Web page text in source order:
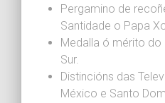
Pergamino de
Santidade o Papa
Medalla ó mérito
Sur.
Distincións das
México e Santo